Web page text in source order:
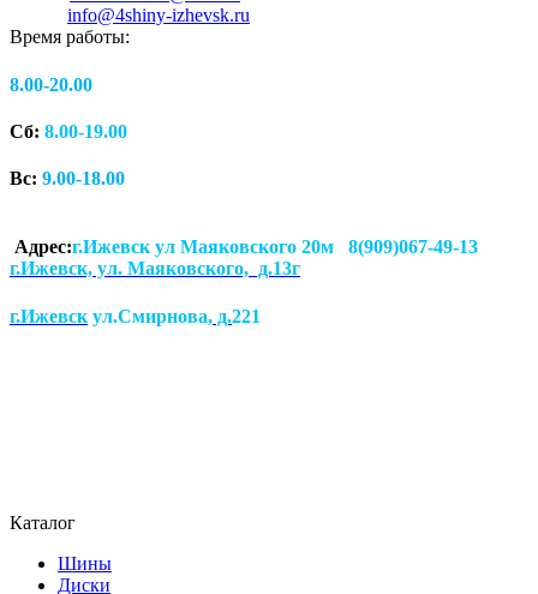
info@4shiny-izhevsk.ru
Время работы:
8.00-20.00
Сб: 8.00-19.00
Вс: 9.00-18.00
Адрес:г.Ижевск ул Маяковского 20м 8(909)067-49-13
г.Ижевск, ул. Маяковского, д.13г
г.Ижевск ул.Смирнова, д.221
Каталог
Шины
Диски